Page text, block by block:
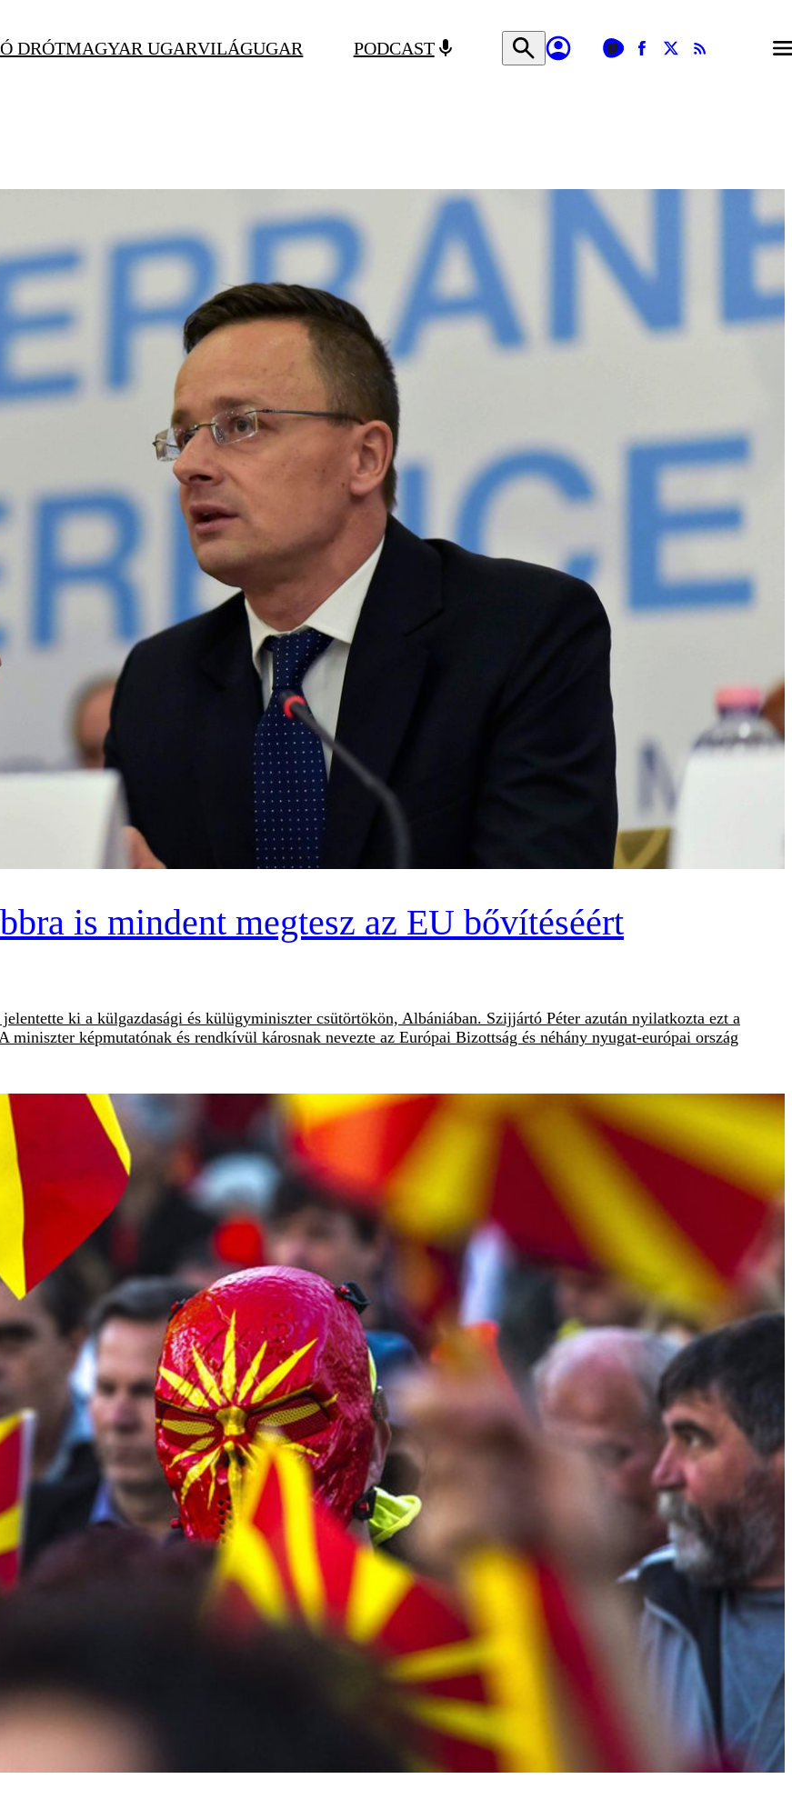
DRÓTMAGYAR UGARVILÁGUGAR PODCAST
is mindent megtesz az EU bővítéséért
ki a külgazdasági és külügyminiszter csütörtökön, Albániában. Szijjártó Péter azután nyilatkozta ezt a
képmutatónak és rendkívül károsnak nevezte az Európai Bizottság és néhány nyugat-európai ország